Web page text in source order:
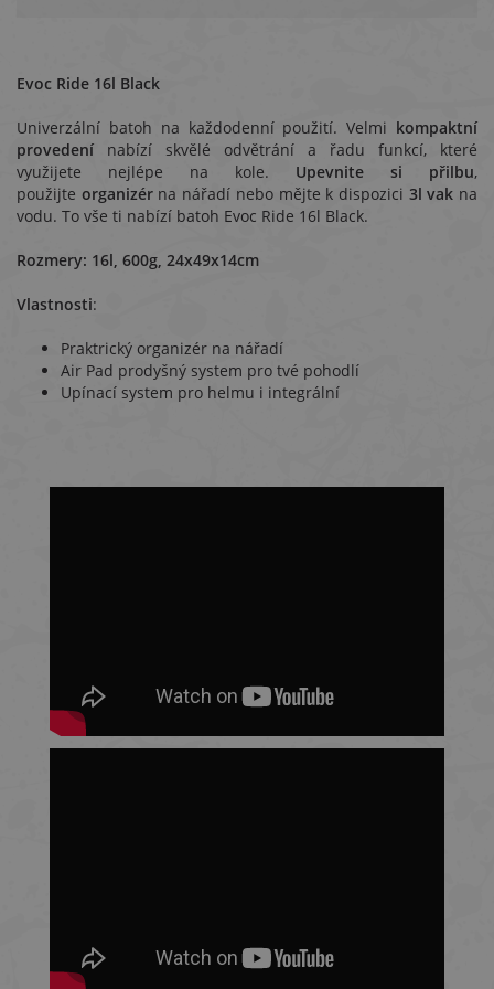
Evoc Ride 16l Black
Univerzální batoh na každodenní použití. Velmi kompaktní
provedení nabízí skvělé odvětrání a řadu funkcí, které
využijete nejlépe na kole. Upevnite si přilbu,
použijte organizérna nářadí nebo mějte k dispozici 3l vak na
vodu. To vše ti nabízí batoh Evoc Ride 16l Black.
Rozmery: 16l, 600g, 24x49x14cm
Vlastnosti:
Praktrický organizér na nářadí
Air Pad prodyšný system pro tvé pohodlí
Upínací system pro helmu i integrální